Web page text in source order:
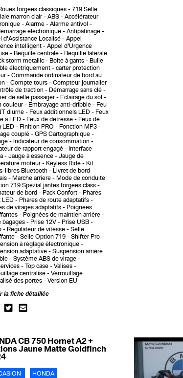
forgées classiques
719 Selle
marron clair
ABS
Accélérateur
Alarme
Alarme antivol
électronique
Antipatinage
d'Assistance Localisé
Appel
intelligent
Appel d'Urgence
Bequille centrale
Bequille latérale
storm metallic
Boite à gants
Bulle
électriquement
carter protection
Commande ordinateur de bord au
Compte tours
Compteur journalier
de traction
Démarrage sans clé
de selle passager
Eclairage du sol
couleur
Embrayage anti-dribble
Feu
diurne
Feux additionnels LED
Feux
à LED
Feux de détresse
Feux de
LED
Finition PRO
Fonction MP3
couplé
GPS Cartographique
Indicateur de consommation
de rapport engagé
Interface
Jauge à essence
Jauge de
moteur
Keyless Ride
Kit
libres Bluetooth
Livret de bord
Marche arriere
Mode de conduite
719 Spezial jantes forgees class
de bord
Pack Confort
Phares
LED
Phares de route adaptatifs
de virages adaptatifs
Poignees
Poignées de maintien arrière
bagages
Prise 12V
Prise USB
Regulateur de vitesse
Selle
Selle Option 719
Shifter Pro
à réglage électronique
adaptative
Suspension arrière
Système ABS de virage
Top case
Valises
centralise
Verrouillage
des portes
Version EU
la fiche détaillée
CB 750 Hornet A2 +
Jaune Matte Goldfinch
HONDA